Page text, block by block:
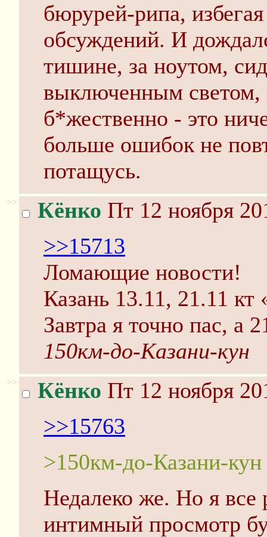
бюрурей-рипа,
обсуждений. И
тишине, за ноутом,
выключенным светом,
б*жественно - это
больше ошибок не
потащусь.
>> Кёнко Пт 12 ноября
>>15713
Ломающие новости!
Казань 13.11, 21.11
Завтра я точно пас, а
150км-до-Казани-кун
>> Кёнко Пт 12 ноября
>>15763
>150км-до-Казани-кун
Недалеко же. Но я все
интимный просмотр